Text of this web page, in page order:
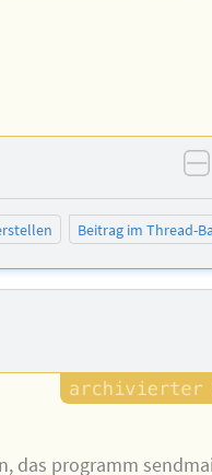
Beitrag im Thread-
das programm